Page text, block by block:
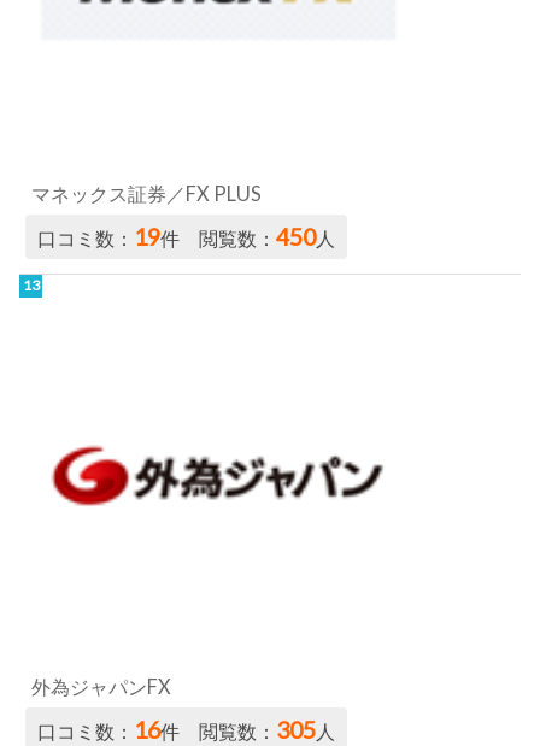
マネックス証券／FX PLUS
口コミ数： 19件 閲覧数：450人
外為ジャパンFX
口コミ数： 16件 閲覧数： 305人